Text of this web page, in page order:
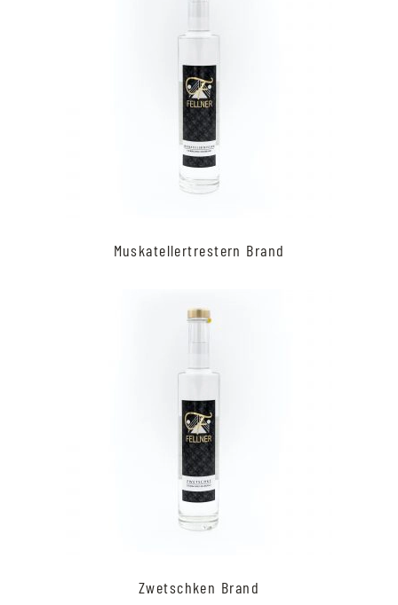
Muskatellertrestern Brand
Zwetschken Brand